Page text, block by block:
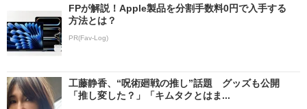
FPが解説！Apple製品を分割手数料0円で入手する
方法とは？
PR(Fav-Log)
工藤静香、“呪術廻戦の推し”話題 グッズも公開
「推し変した？」「キムタクとはま...